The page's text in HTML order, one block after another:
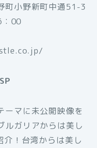
町小野新町中通51-3
：00
ーマに未公開映像を
ルガリアからは美し
介！台湾からは美し